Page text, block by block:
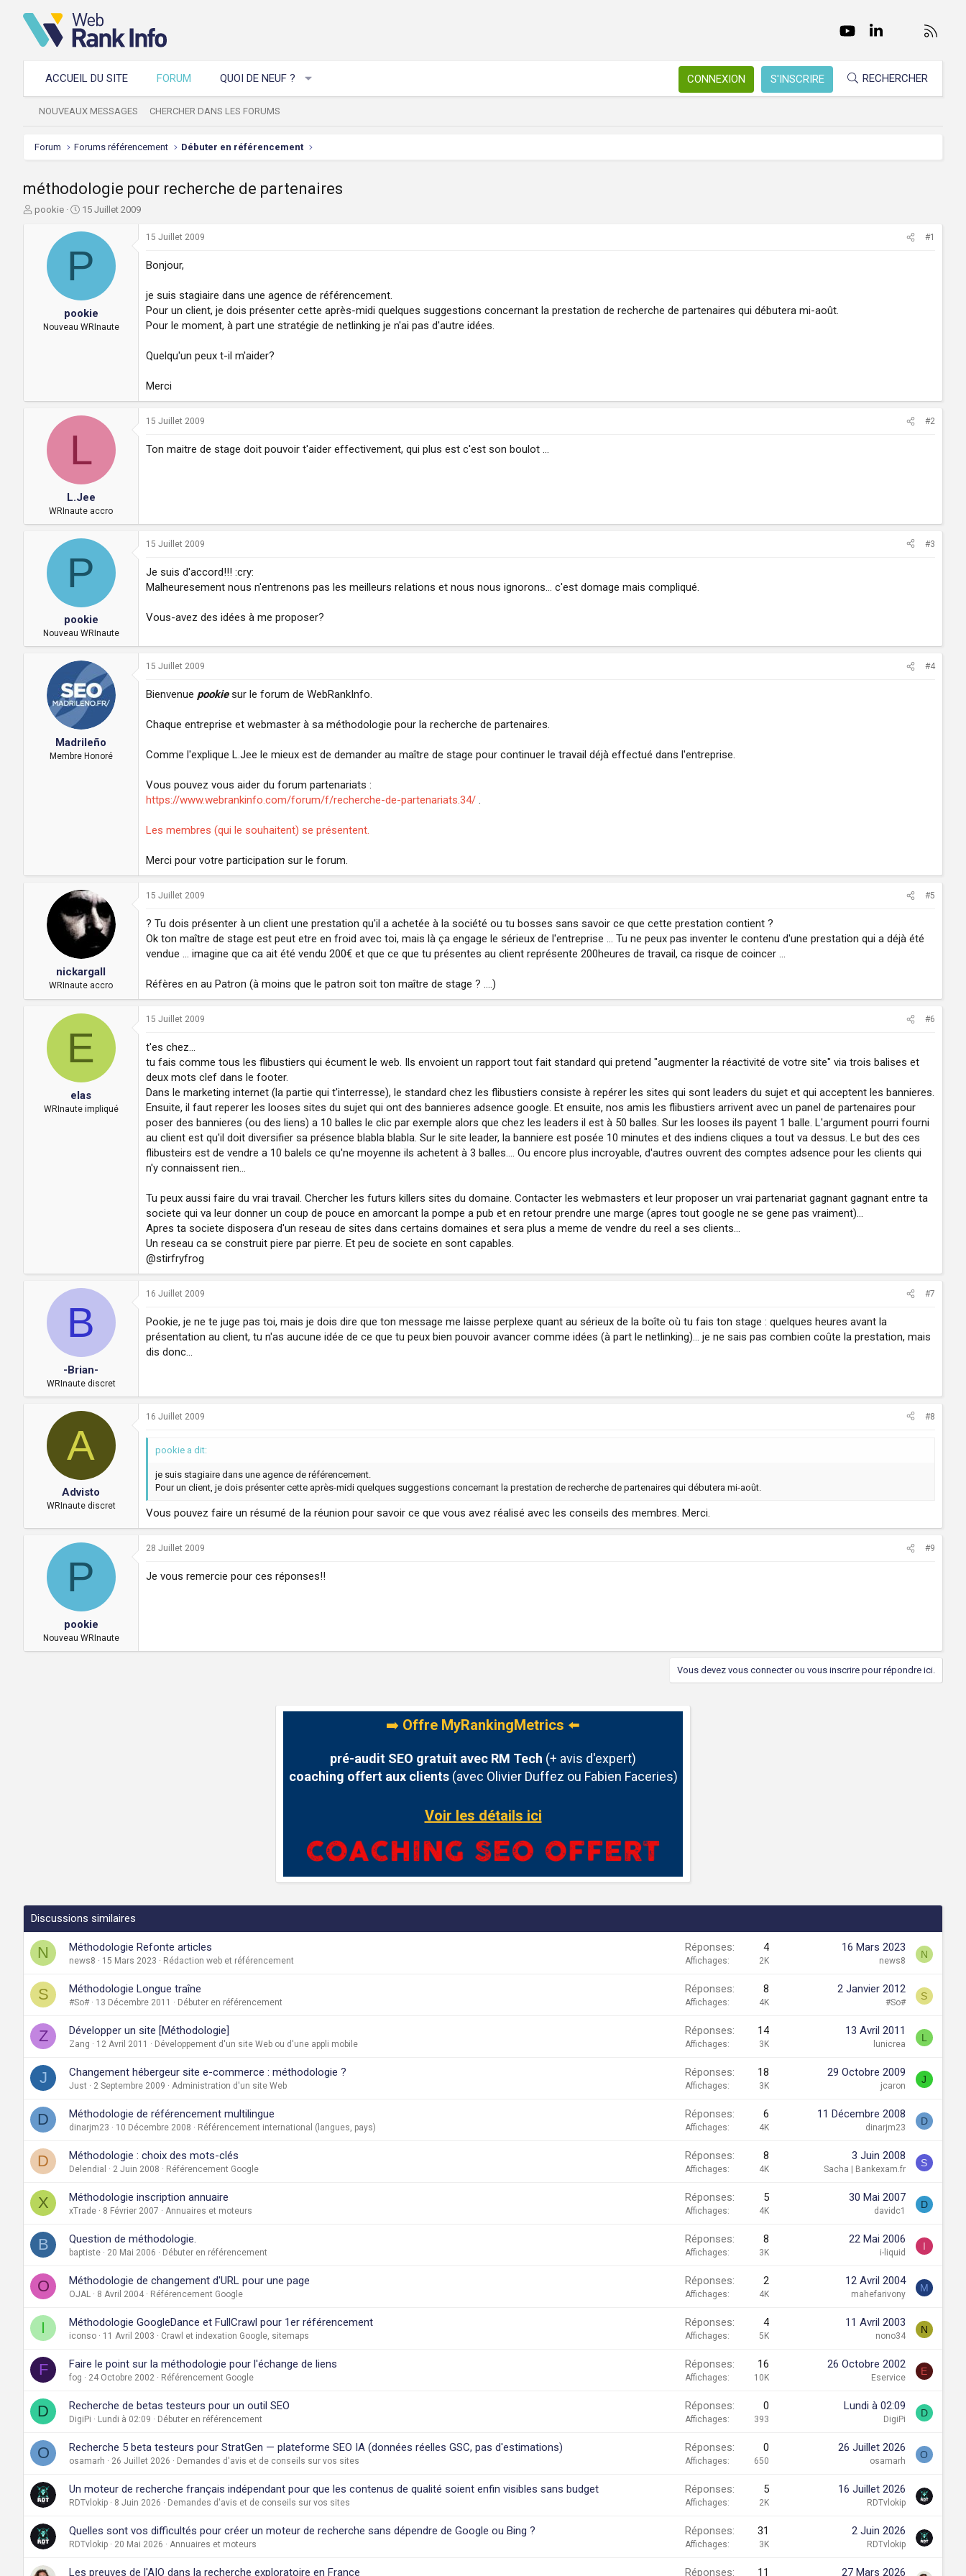
FacebookTwitter youtubeLinkedInNous
ACCUEIL DU SITE FORUM QUOI DE NEUF ? CONNEXION S'INSCRIRE RECHERCHER
NOUVEAUX MESSAGES CHERCHER DANS LES FORUMS
Forum Forums référencement Débuter en référencement
méthodologie pour recherche de partenaires
A
s
pookie
D
t
é
b
u
15 Juillet 2009
P
pookie
Nouveau WRInaute
15 Juillet 2009 #1
Bonjour,
je suis stagiaire dans une agence de référencement.
Pour un client, je dois présenter cette après-midi quelques suggestions concernant la prestation de recherche de partenaires qui débutera mi-août.
Pour le moment, à part une stratégie de netlinking je n'ai pas d'autre idées.
Quelqu'un peux t-il m'aider?
Merci
L
L.Jee
WRInaute accro
15 Juillet 2009 #2
Ton maitre de stage doit pouvoir t'aider effectivement, qui plus est c'est son boulot ...
P
pookie
Nouveau WRInaute
15 Juillet 2009 #3
Je suis d'accord!!! :cry:
Malheuresement nous n'entrenons pas les meilleurs relations et nous nous ignorons... c'est domage mais compliqué.
Vous-avez des idées à me proposer?
Madrileño
Membre Honoré
15 Juillet 2009 #4
Bienvenue pookiesur le forum de WebRankInfo.
Chaque entreprise et webmaster à sa méthodologie pour la recherche de partenaires.
Comme l'explique L.Jee le mieux est de demander au maître de stage pour continuer le travail déjà effectué dans l'entreprise.
Vous pouvez vous aider du forum partenariats :
https://www.webrankinfo.com/forum/f/recherche-de-partenariats.34/ .
Les membres (qui le souhaitent) se présentent.
Merci pour votre participation sur le forum.
nickargall
WRInaute accro
15 Juillet 2009 #5
? Tu dois présenter à un client une prestation qu'il a achetée à la société ou tu bosses sans savoir ce que cette prestation contient ?
Ok ton maître de stage est peut etre en froid avec toi, mais là ça engage le sérieux de l'entreprise ... Tu ne peux pas inventer le contenu d'une prestation qui a déjà été
vendue ... imagine que ca ait été vendu 200€ et que ce que tu présentes au client représente 200heures de travail, ca risque de coincer ...
Réfères en au Patron (à moins que le patron soit ton maître de stage ? ....)
E
elas
WRInaute impliqué
15 Juillet 2009 #6
t'es chez...
tu fais comme tous les flibustiers qui écument le web. Ils envoient un rapport tout fait standard qui pretend "augmenter la réactivité de votre site" via trois balises et
deux mots clef dans le footer.
Dans le marketing internet (la partie qui t'interresse), le standard chez les flibustiers consiste à repérer les sites qui sont leaders du sujet et qui acceptent les bannieres.
Ensuite, il faut reperer les looses sites du sujet qui ont des bannieres adsence google. Et ensuite, nos amis les flibustiers arrivent avec un panel de partenaires pour
poser des bannieres (ou des liens) a 10 balles le clic par exemple alors que chez les leaders il est à 50 balles. Sur les looses ils payent 1 balle. L'argument pourri fourni
au client est qu'il doit diversifier sa présence blabla blabla. Sur le site leader, la banniere est posée 10 minutes et des indiens cliques a tout va dessus. Le but des ces
flibusteirs est de vendre a 10 balels ce qu'ne moyenne ils achetent à 3 balles.... Ou encore plus incroyable, d'autres ouvrent des comptes adsence pour les clients qui
n'y connaissent rien...
Tu peux aussi faire du vrai travail. Chercher les futurs killers sites du domaine. Contacter les webmasters et leur proposer un vrai partenariat gagnant gagnant entre ta
societe qui va leur donner un coup de pouce en amorcant la pompe a pub et en retour prendre une marge (apres tout google ne se gene pas vraiment)...
Apres ta societe disposera d'un reseau de sites dans certains domaines et sera plus a meme de vendre du reel a ses clients...
Un reseau ca se construit piere par pierre. Et peu de societe en sont capables.
@stirfryfrog
B
-Brian-
WRInaute discret
16 Juillet 2009 #7
Pookie, je ne te juge pas toi, mais je dois dire que ton message me laisse perplexe quant au sérieux de la boîte où tu fais ton stage : quelques heures avant la
présentation au client, tu n'as aucune idée de ce que tu peux bien pouvoir avancer comme idées (à part le netlinking)... je ne sais pas combien coûte la prestation, mais
dis donc...
A
Advisto
WRInaute discret
16 Juillet 2009 #8
pookie a dit:
je suis stagiaire dans une agence de référencement.
Pour un client, je dois présenter cette après-midi quelques suggestions concernant la prestation de recherche de partenaires qui débutera mi-août.
Vous pouvez faire un résumé de la réunion pour savoir ce que vous avez réalisé avec les conseils des membres. Merci.
P
pookie
Nouveau WRInaute
28 Juillet 2009 #9
Je vous remercie pour ces réponses!!
Vous devez vous connecter ou vous inscrire pour répondre ici.
➡️ Offre MyRankingMetrics ⬅️
pré-audit SEO gratuit avec RM Tech (+ avis d'expert)
coaching offert aux clients(avec Olivier Duffez ou Fabien Faceries)
Voir les détails ici
Discussions similaires
N Méthodologie Refonte articles
news8 15 Mars 2023 Rédaction web et référencement
Réponses 4
Affichages 2K
16 Mars 2023
news8
N
S Méthodologie Longue traîne
#So# 13 Décembre 2011 Débuter en référencement
Réponses 8
Affichages 4K
2 Janvier 2012
#So#
S
Z Développer un site [Méthodologie]
Zang 12 Avril 2011 Développement d'un site Web ou d'une appli mobile
Réponses 14
Affichages 3K
13 Avril 2011
lunicrea
L
J Changement hébergeur site e-commerce : méthodologie ?
Just 2 Septembre 2009 Administration d'un site Web
Réponses 18
Affichages 3K
29 Octobre 2009
jcaron
J
D Méthodologie de référencement multilingue
dinarjm23 10 Décembre 2008 Référencement international (langues, pays)
Réponses 6
Affichages 4K
11 Décembre 2008
dinarjm23
D
D Méthodologie : choix des mots-clés
Delendial 2 Juin 2008 Référencement Google
Réponses 8
Affichages 4K
3 Juin 2008
Sacha | Bankexam.fr
S
X Méthodologie inscription annuaire
xTrade 8 Février 2007 Annuaires et moteurs
Réponses 5
Affichages 4K
30 Mai 2007
davidc1
D
B Question de méthodologie.
baptiste 20 Mai 2006 Débuter en référencement
Réponses 8
Affichages 3K
22 Mai 2006
i-liquid
I
O Méthodologie de changement d'URL pour une page
OJAL 8 Avril 2004 Référencement Google
Réponses 2
Affichages 4K
12 Avril 2004
mahefarivony
M
I Méthodologie GoogleDance et FullCrawl pour 1er référencement
iconso 11 Avril 2003 Crawl et indexation Google, sitemaps
Réponses 4
Affichages 5K
11 Avril 2003
nono34
N
F Faire le point sur la méthodologie pour l'échange de liens
fog 24 Octobre 2002 Référencement Google
Réponses 16
Affichages 10K
26 Octobre 2002
Eservice
E
D Recherche de betas testeurs pour un outil SEO
DigiPi Lundi à 02:09 Débuter en référencement
Réponses 0
Affichages 393
Lundi à 02:09
DigiPi
D
O Recherche 5 beta testeurs pour StratGen — plateforme SEO IA (données réelles GSC, pas d'estimations)
osamarh 26 Juillet 2026 Demandes d'avis et de conseils sur vos sites
Réponses 0
Affichages 650
26 Juillet 2026
osamarh
O
Un moteur de recherche français indépendant pour que les contenus de qualité soient enfin visibles sans budget
RDTvlokip 8 Juin 2026 Demandes d'avis et de conseils sur vos sites
Réponses 5
Affichages 2K
16 Juillet 2026
RDTvlokip
Quelles sont vos difficultés pour créer un moteur de recherche sans dépendre de Google ou Bing ?
RDTvlokip 20 Mai 2026 Annuaires et moteurs
Réponses 31
Affichages 3K
2 Juin 2026
RDTvlokip
Les preuves de l'AIO dans la recherche exploratoire en France Réponses 11 27 Mars 2026